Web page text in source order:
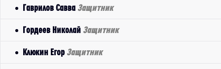
Гаврилов Савва Защитник
Гордеев Николай Защитник
Клюкин Егор Защитник